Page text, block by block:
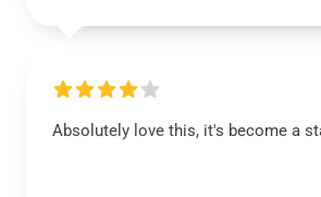
Absolutely love this, it's become a